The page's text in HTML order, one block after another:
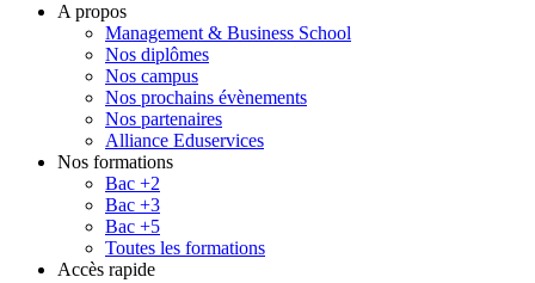
A propos
Management & Business School
Nos diplômes
Nos campus
Nos prochains évènements
Nos partenaires
Alliance Eduservices
Nos formations
Bac +2
Bac +3
Bac +5
Toutes les formations
Accès rapide